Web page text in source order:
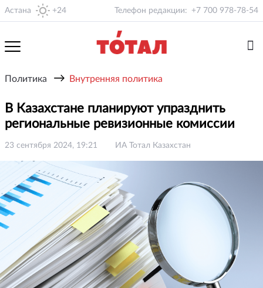
Астана +24 Телефон редакции: +7 700 978-78-54
Политика → Внутренняя политика
В Казахстане планируют упразднить
региональные ревизионные комиссии
23 сентября 2024, 19:21 ИА Тотал Казахстан